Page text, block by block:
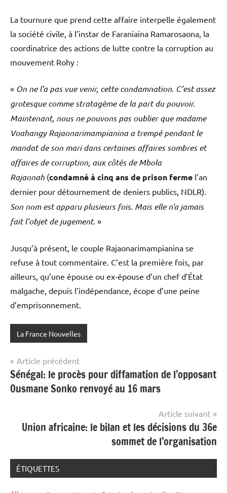
La tournure que prend cette affaire interpelle également
la société civile, à l’instar de Faraniaina Ramarosaona, la
coordinatrice des actions de lutte contre la corruption au
mouvement Rohy :
« On ne l’a pas vue venir, cette condamnation. C’est assez
grotesque comme stratagème de la part du pouvoir.
Maintenant, nous ne pouvons pas oublier que madame
Voahangy Rajaonarimampianina a trempé pendant le
mandat de son mari dans certaines affaires sombres et
affaires de corruption, aux côtés de Mbola
Rajaonah (condamné à cinq ans de prison ferme l’an
dernier pour détournement de deniers publics, NDLR).
Son nom est apparu plusieurs fois. Mais elle n’a jamais
fait l’objet de jugement. »
Jusqu’à présent, le couple Rajaonarimampianina se
refuse à tout commentaire. C’est la première fois, par
ailleurs, qu’une épouse ou ex-épouse d’un chef d’État
malgache, depuis l’indépendance, écope d’une peine
d’emprisonnement.
La France Nouvelles
Navigation
de
l’article
Article précédent
Sénégal: le procès pour diffamation de l’opposant
Ousmane Sonko renvoyé au 16 mars
Article suivant
Union africaine: le bilan et les décisions du 36e
sommet de l’organisation
ÉTIQUETTES